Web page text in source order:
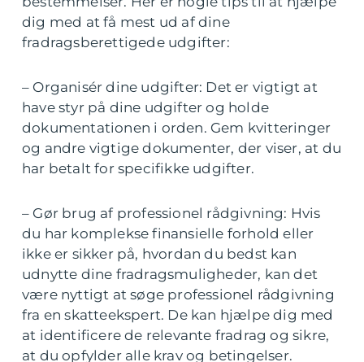
dig med at få mest ud af dine
fradragsberettigede udgifter:
– Organisér dine udgifter: Det er vigtigt at
have styr på dine udgifter og holde
dokumentationen i orden. Gem kvitteringer
og andre vigtige dokumenter, der viser, at du
har betalt for specifikke udgifter.
– Gør brug af professionel rådgivning: Hvis
du har komplekse finansielle forhold eller
ikke er sikker på, hvordan du bedst kan
udnytte dine fradragsmuligheder, kan det
være nyttigt at søge professionel rådgivning
fra en skatteekspert. De kan hjælpe dig med
at identificere de relevante fradrag og sikre,
at du opfylder alle krav og betingelser.